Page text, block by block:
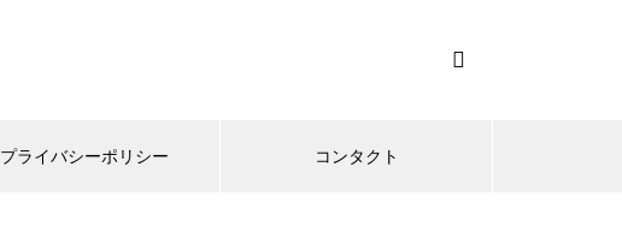
プライバシーポリシー コンタクト